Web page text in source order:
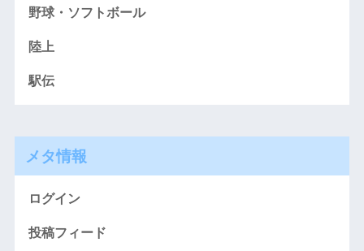
野球・ソフトボール
陸上
駅伝
メタ情報
ログイン
投稿フィード